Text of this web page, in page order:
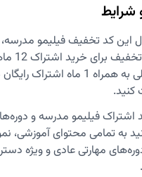
شرایط
درصد
تحصیلی به همراه 1 ماه
کنید.
اشتراک فیلیمو مدرسه و
به تمامی محتوای آموزشی،
مهارتی عادی و ویژه